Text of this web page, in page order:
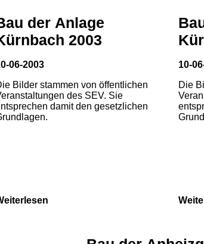
der Anlage
2003
06-2003
Bilder stammen von öffentlichen
des SEV. Sie
damit den gesetzlichen
10-
Die